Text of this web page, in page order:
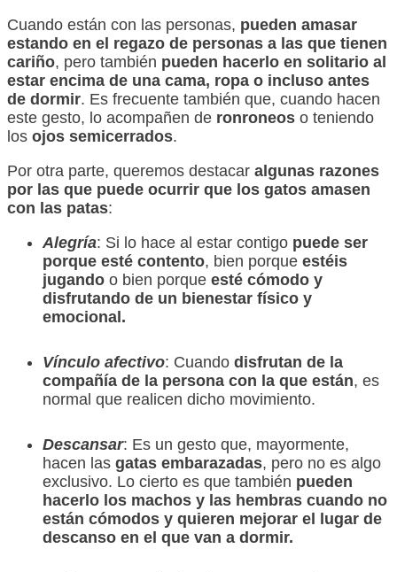
Cuando están con las personas, pueden amasar
estando en el regazo de personas a las que tienen
cariño, pero también pueden hacerlo en solitario al
estar encima de una cama, ropa o incluso antes
de dormir. Es frecuente también que, cuando hacen
este gesto, lo acompañen de ronroneos o teniendo
los ojos semicerrados.
Por otra parte, queremos destacar algunas razones
por las que puede ocurrir que los gatos amasen
con las patas:
Alegría: Si lo hace al estar contigo puede ser
porque esté contento, bien porque estéis
jugando o bien porque esté cómodo y
disfrutando de un bienestar físico y
emocional.
Vínculo afectivo: Cuando disfrutan de la
compañía de la persona con la que están, es
normal que realicen dicho movimiento.
Descansar: Es un gesto que, mayormente,
hacen las gatas embarazadas, pero no es algo
exclusivo. Lo cierto es que también pueden
hacerlo los machos y las hembras cuando no
están cómodos y quieren mejorar el lugar de
descanso en el que van a dormir.